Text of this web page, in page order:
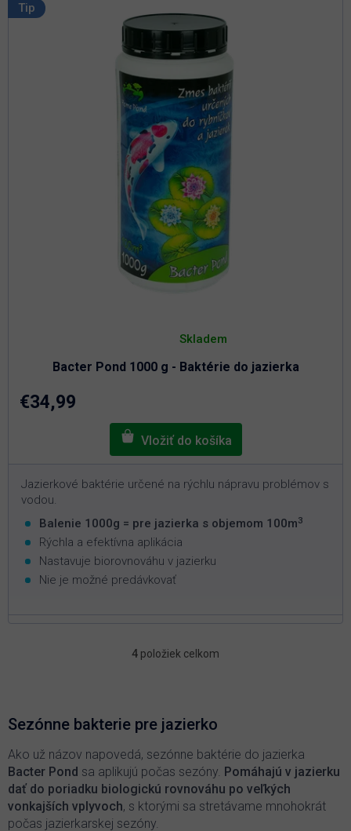
Tip
Bacter Pond 1000 g - Baktérie do jazierka
hodnotenie
je
4,8
Skladem
€34,99
Jazierkové baktérie určené na rýchlu nápravu problémov s
vodou.
Balenie 1000g = pre jazierka s objemom 100m3
Rýchla a efektívna aplikácia
Nastavuje biorovnováhu v jazierku
Nie je možné predávkovať
O
d
a
c
e
p
r
4 položiek celkom
Sezónne bakterie pre jazierko
Ako už názov napovedá, sezónne baktérie do jazierka
Bacter Pond sa aplikujú počas sezóny. Pomáhajú v jazierku
dať do poriadku biologickú rovnováhu po veľkých
vonkajších vplyvoch, s ktorými sa stretávame mnohokrát
počas jazierkarskej sezóny.